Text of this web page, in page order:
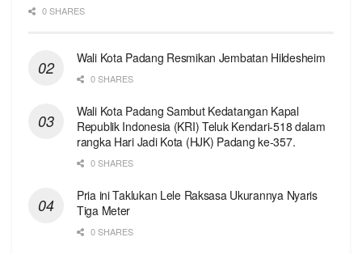
0 SHARES
Wali Kota Padang Resmikan Jembatan Hildesheim
0 SHARES
Wali Kota Padang Sambut Kedatangan Kapal
Republik Indonesia (KRI) Teluk Kendari-518 dalam
rangka Hari Jadi Kota (HJK) Padang ke-357.
0 SHARES
Pria ini Taklukan Lele Raksasa Ukurannya Nyaris
Tiga Meter
0 SHARES